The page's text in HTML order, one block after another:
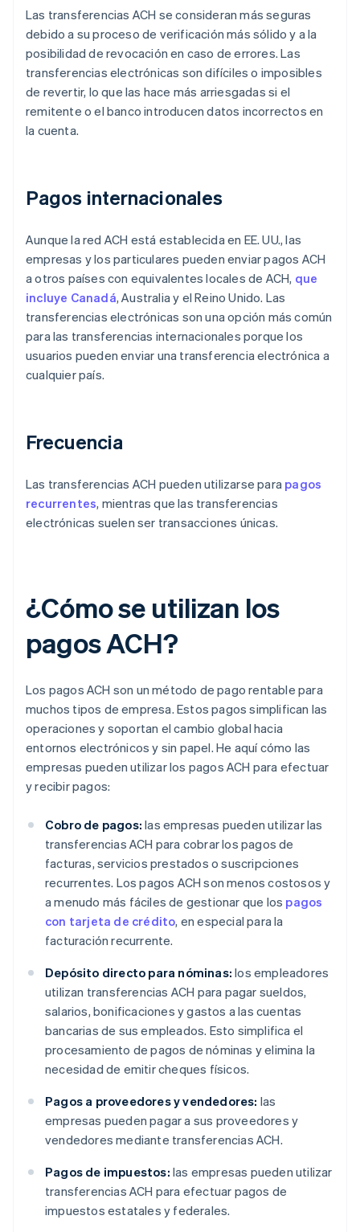
Las transferencias ACH se consideran más seguras
debido a su proceso de verificación más sólido y a la
posibilidad de revocación en caso de errores. Las
transferencias electrónicas son difíciles o imposibles
de revertir, lo que las hace más arriesgadas si el
remitente o el banco introducen datos incorrectos en
la cuenta.
Pagos internacionales
Aunque la red ACH está establecida en EE. UU., las
empresas y los particulares pueden enviar pagos ACH
a otros países con equivalentes locales de ACH, que
incluye Canadá, Australia y el Reino Unido. Las
transferencias electrónicas son una opción más común
para las transferencias internacionales porque los
usuarios pueden enviar una transferencia electrónica a
cualquier país.
Frecuencia
Las transferencias ACH pueden utilizarse para pagos
recurrentes, mientras que las transferencias
electrónicas suelen ser transacciones únicas.
¿Cómo se utilizan los
pagos ACH?
Los pagos ACH son un método de pago rentable para
muchos tipos de empresa. Estos pagos simplifican las
operaciones y soportan el cambio global hacia
entornos electrónicos y sin papel. He aquí cómo las
empresas pueden utilizar los pagos ACH para efectuar
y recibir pagos:
Cobro de pagos: las empresas pueden utilizar las
transferencias ACH para cobrar los pagos de
facturas, servicios prestados o suscripciones
recurrentes. Los pagos ACH son menos costosos y
a menudo más fáciles de gestionar que los pagos
con tarjeta de crédito, en especial para la
facturación recurrente.
Depósito directo para nóminas: los empleadores
utilizan transferencias ACH para pagar sueldos,
salarios, bonificaciones y gastos a las cuentas
bancarias de sus empleados. Esto simplifica el
procesamiento de pagos de nóminas y elimina la
necesidad de emitir cheques físicos.
Pagos a proveedores y vendedores: las
empresas pueden pagar a sus proveedores y
vendedores mediante transferencias ACH.
Pagos de impuestos: las empresas pueden utilizar
transferencias ACH para efectuar pagos de
impuestos estatales y federales.